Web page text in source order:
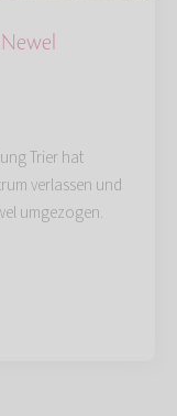
Trier hat
verlassen und
umgezogen.